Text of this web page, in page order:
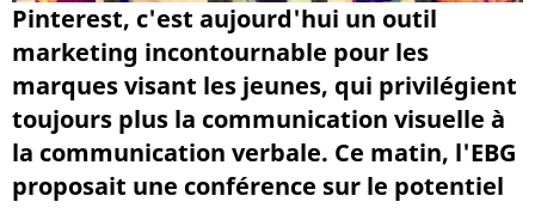
Pinterest, c'est aujourd'hui un outil
marketing incontournable pour les
marques visant les jeunes, qui privilégient
toujours plus la communication visuelle à
la communication verbale. Ce matin, l'EBG
proposait une conférence sur le potentiel